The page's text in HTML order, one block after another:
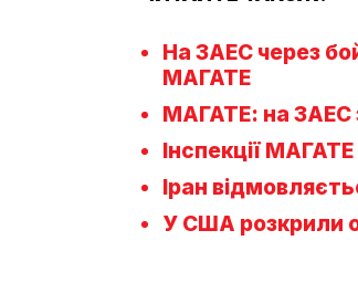
На ЗАЕС через
МАГАТЕ
МАГАТЕ: на ЗАЕС
Інспекції МАГАТЕ
Іран
У США розкрили